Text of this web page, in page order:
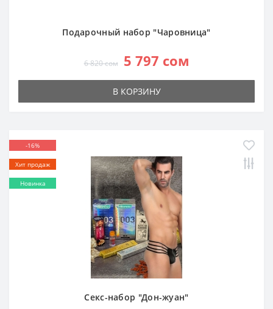
Подарочный набор "Чаровница"
6 820 сом 5 797 сом
В КОРЗИНУ
-16%
Хит продаж
Новинка
Секс-набор "Дон-жуан"